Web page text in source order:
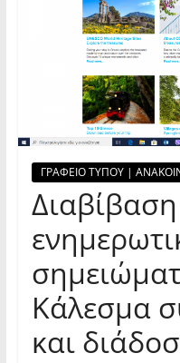
ΓΡΑΦΕΙΟ ΤΥΠΟΥ |
Κάλεσμα
και